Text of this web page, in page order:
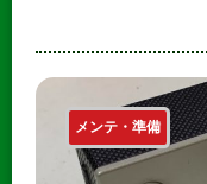
メンテ・準備